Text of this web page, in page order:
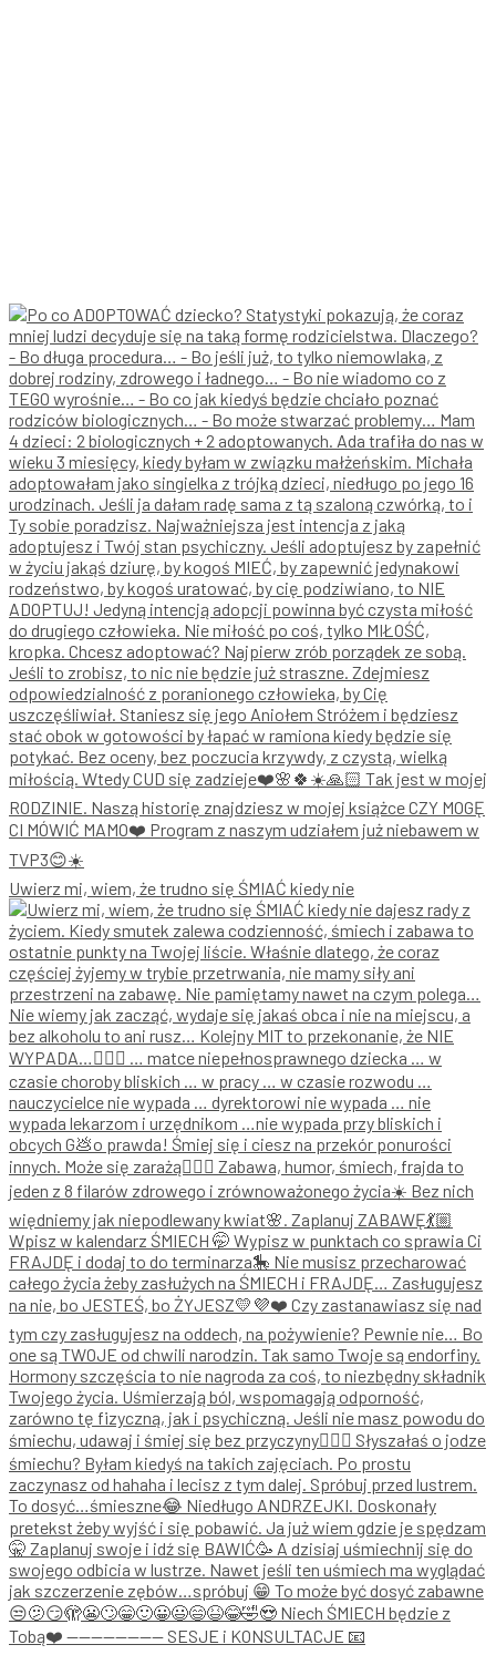
Uwierz mi, wiem, że trudno się ŚMIAĆ kiedy nie